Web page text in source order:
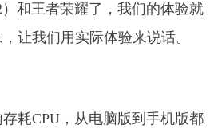
和王者荣耀了，我们的体验就
让我们用实际体验来说话。
耗CPU，从电脑版到手机版都